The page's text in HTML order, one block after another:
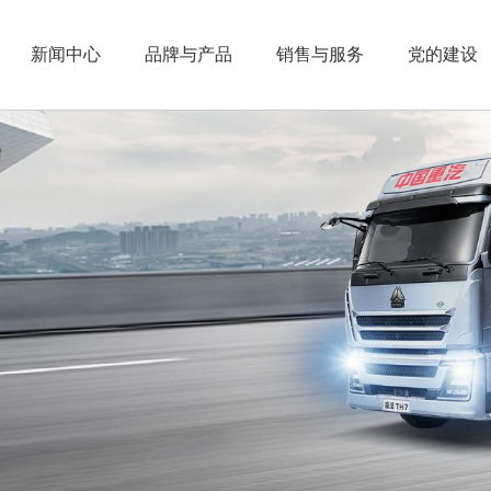
新闻中心 品牌与产品 销售与服务 党的建设